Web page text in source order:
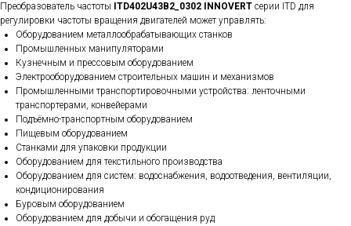
Преобразователь частоты ITD402U43B2_0302 INNOVERT серии ITD для
регулировки частоты вращения двигателей может управлять:
Оборудованием металлообрабатывающих станков
Промышленных манипуляторами
Кузнечным и прессовым оборудованием
Электрооборудованием строительных машин и механизмов
Промышленными транспортировочными устройства: ленточными
транспортерами, конвейерами
Подъёмно-транспортным оборудованием
Пищевым оборудованием
Станками для упаковки продукции
Оборудованием для текстильного производства
Оборудованием для систем: водоснабжения, водоотведения, вентиляции,
кондиционирования
Буровым оборудованием
Оборудованием для добычи и обогащения руд